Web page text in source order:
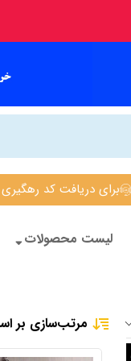
برای دریافت کد رهگیری روی
لیست محصولات
مرتب‌سازی بر